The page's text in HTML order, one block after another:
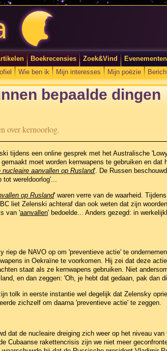
Boekrecensies Zoek&Vind Evenementen
Wie ben ik Mijn interesses Mijn poëzie
bepaalde dingen
over kernoorlog.
tijdens een online gesprek met het Australische
moet worden kernwapens te gebruiken en dat
nucleaire aanvallen op Rusland'. De Russen
tot wereldoorlog'...
op Rusland' waren verre van de waarheid.
liet Zelenski achteraf dan ook weten dat zijn
van 'aanvallen' bedoelde... Anders gezegd: in
riep de NAVO op om 'preventieve actie' te
in Oekraïne te voorkomen. Hij zei dat deze
staat als ze kernwapens gebruiken. Niet
en dan zeggen: 'Oh, je hebt dat gedaan, pak dan
tolk in eerste instantie wel degelijk dat Zelensky
zichzelf om daarna 'preventieve actie' te zeggen.
dat de nucleaire dreiging zich weer op het niveau van
Cubaanse rakettencrisis zijn we niet meer